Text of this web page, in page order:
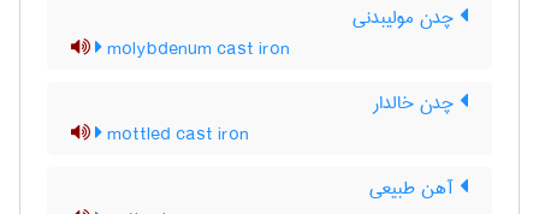
چدن مولیبدنی
molybdenum cast iron
چدن خالدار
mottled cast iron
آهن طبیعی